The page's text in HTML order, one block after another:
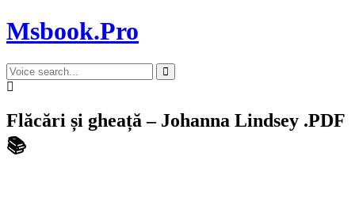
Msbook.Pro
Flăcări și gheață – Johanna Lindsey .PDF
📚